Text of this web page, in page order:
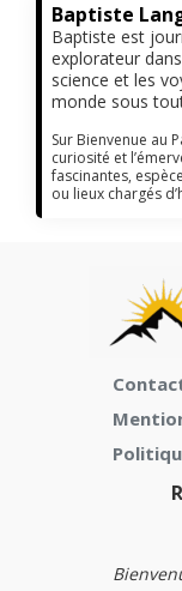
Baptiste
Baptiste est
explorateur
science et les
monde sous
Sur Bienvenue au
curiosité et
fascinantes,
ou lieux chargés